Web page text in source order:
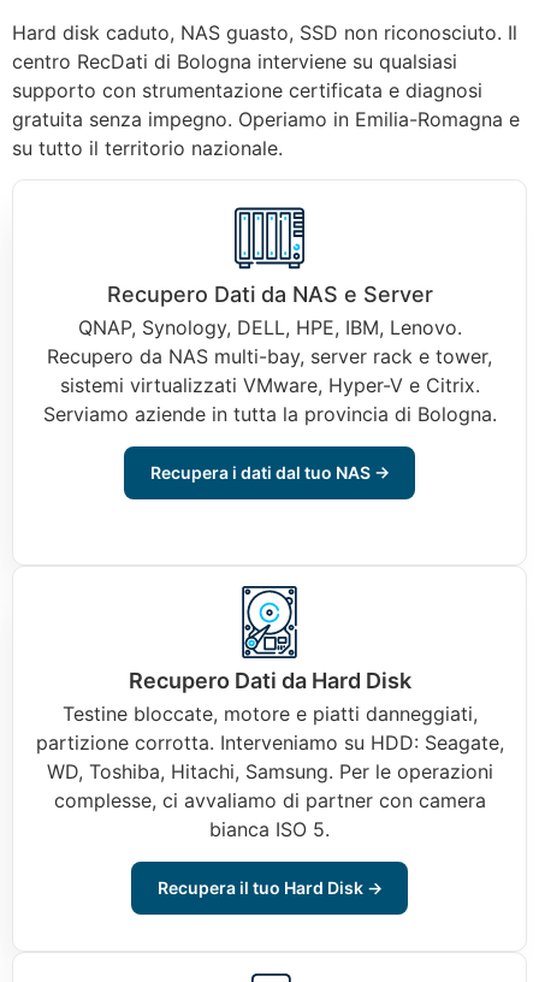
Hard disk caduto, NAS guasto, SSD non riconosciuto. Il
centro RecDati di Bologna interviene su qualsiasi
supporto con strumentazione certificata e diagnosi
gratuita senza impegno. Operiamo in Emilia-Romagna e
su tutto il territorio nazionale.
Recupero Dati da NAS e Server
QNAP, Synology, DELL, HPE, IBM, Lenovo.
Recupero da NAS multi-bay, server rack e tower,
sistemi virtualizzati VMware, Hyper-V e Citrix.
Serviamo aziende in tutta la provincia di Bologna.
Recupera i dati dal tuo NAS →
Recupero Dati da Hard Disk
Testine bloccate, motore e piatti danneggiati,
partizione corrotta. Interveniamo su HDD: Seagate,
WD, Toshiba, Hitachi, Samsung. Per le operazioni
complesse, ci avvaliamo di partner con camera
bianca ISO 5.
Recupera il tuo Hard Disk →